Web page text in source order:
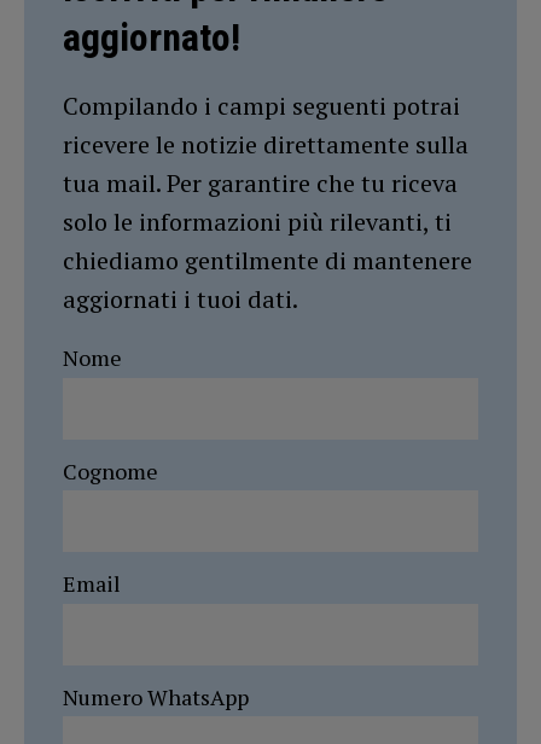
aggiornato!
Compilando i campi seguenti potrai
ricevere le notizie direttamente sulla
tua mail. Per garantire che tu riceva
solo le informazioni più rilevanti, ti
chiediamo gentilmente di mantenere
aggiornati i tuoi dati.
Nome
Cognome
Email
Numero WhatsApp